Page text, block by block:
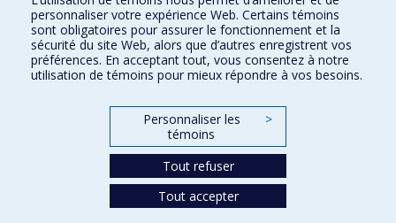
CPASS
Éthique clinique
Conditions d’utilisation 2025-2026
personnaliser votre expérience Web. Certains témoins
sont obligatoires pour assurer le fonctionnement et la
sécurité du site Web, alors que d’autres enregistrent vos
préférences. En acceptant tout, vous consentez à notre
utilisation de témoins pour mieux répondre à vos besoins.
Personnaliser les
témoins
>
Tout refuser
Tout accepter